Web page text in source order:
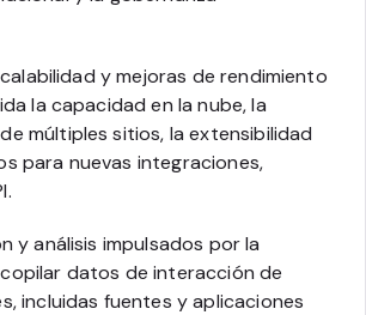
y mejoras de rendimiento
la capacidad en la nube, la
múltiples sitios, la extensibilidad
para nuevas integraciones,
y análisis impulsados por la
datos de interacción de
incluidas fuentes y aplicaciones